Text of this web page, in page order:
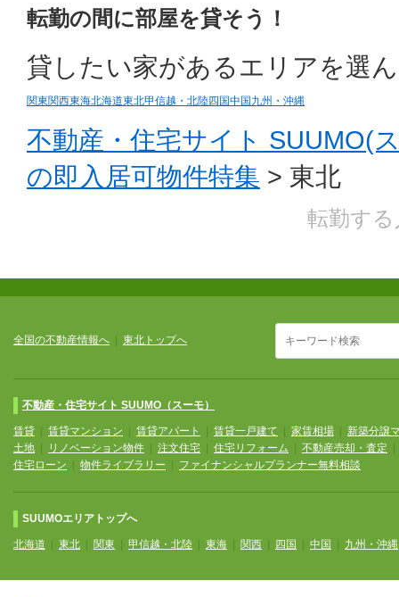
転勤の間に部屋を貸そう！
貸したい家があるエリアを選
関東関西東海北海道東北甲信越・北陸四国中国 九州・沖縄
不動産・住宅サイト SUUMO(
の即入居可物件特集 > 東北
転勤す
全国の不動産情報へ 東北トップへ
不動産・住宅サイト SUUMO（スーモ）
賃貸 賃貸マンション 賃貸アパート 賃貸一戸建て 家賃相場
新築分譲
土地
リノベーション物件 注文住宅 住宅リフォーム 不動産売却・査定
住宅ローン
物件ライブラリー ファイナンシャルプランナー無料相談
SUUMOエリアトップへ
北海道 東北 関東 甲信越・北陸 東海 関西 四国 中国 九州・沖縄